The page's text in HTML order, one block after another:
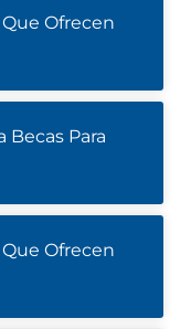
Ofrecen
Becas Para
Ofrecen